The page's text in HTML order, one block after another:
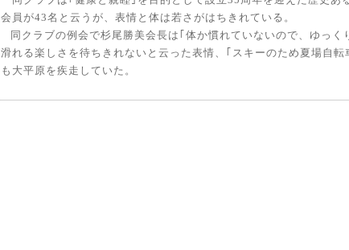
会員が43名と云うが、表情と体は若さがはちきれている。
同クラブの例会で杉尾勝美会長は｢体か慣れていないので、ゆっく
滑れる楽しさを待ちきれないと云った表情、｢スキーのため夏場自転
も大平原を疾走していた。